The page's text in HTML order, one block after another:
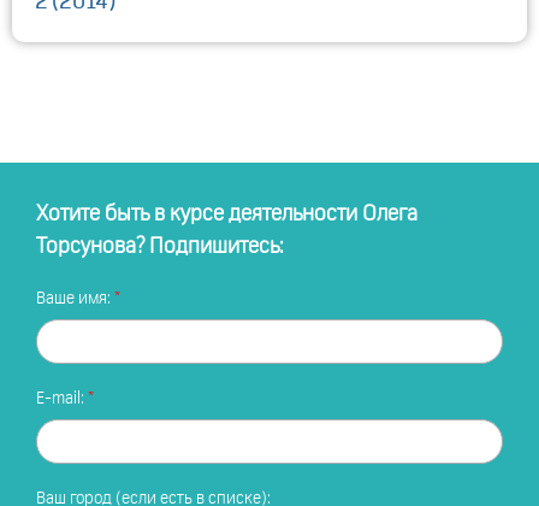
Хотите быть в курсе деятельности Олега
Торсунова? Подпишитесь:
Ваше имя:
E-mail:
Ваш город (если есть в списке):